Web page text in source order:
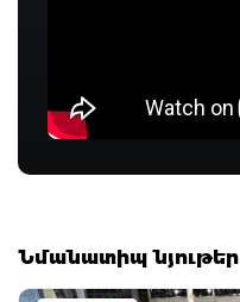
Նմանատիպ նյութեր